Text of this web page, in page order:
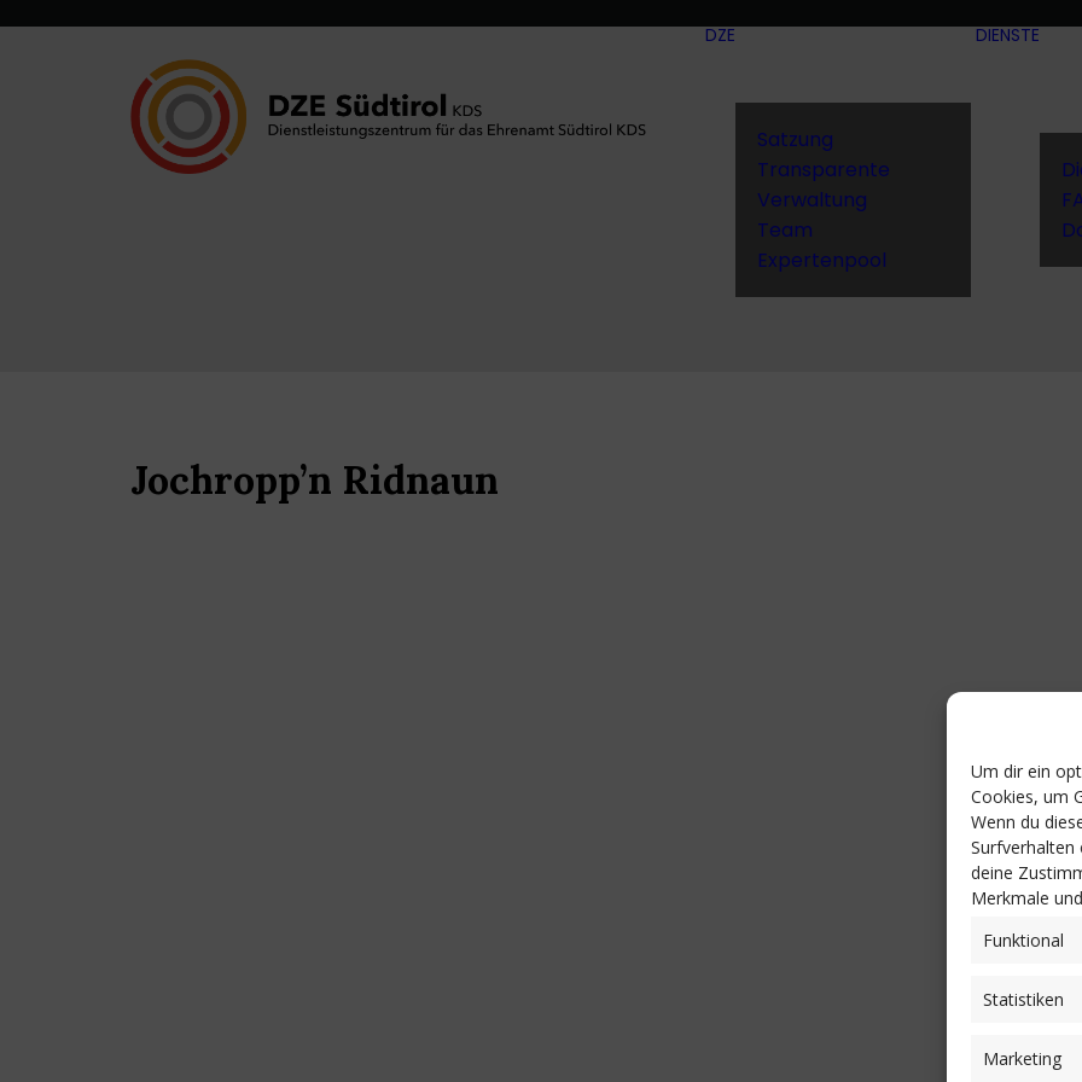
Um dir ein
Cookies, um
Wenn du
Surfverhalten
deine
Merkmale
Funktional
Statistiken
Marketing
DZE
Satzung
Transparente
Verwaltung
Team
Expertenpool
DIENSTE
Jochropp’n Ridnaun